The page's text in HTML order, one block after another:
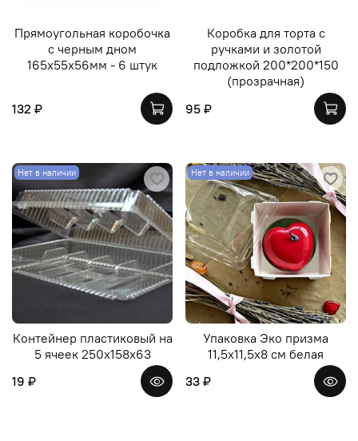
Прямоугольная коробочка
с черным дном
165х55х56мм - 6 штук
132 ₽
Коробка для торта с
ручками и золотой
подложкой 200*200*150
(прозрачная)
95 ₽
Нет в наличии
Контейнер пластиковый на
5 ячеек 250x158x63
19 ₽
Нет в наличии
Упаковка Эко призма
11,5х11,5х8 см белая
33 ₽